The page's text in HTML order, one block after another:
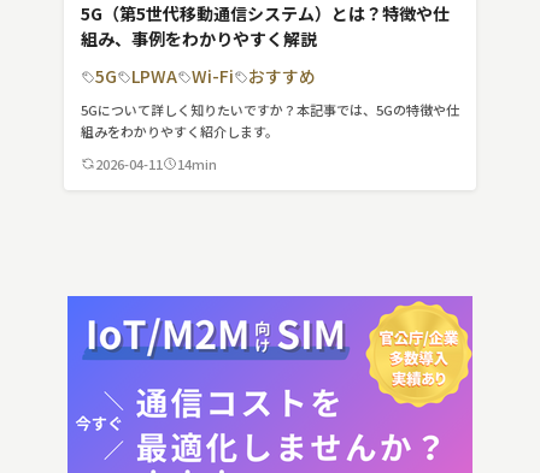
5G（第5世代移動通信システム）とは？特徴や仕
組み、事例をわかりやすく解説
5G
LPWA Wi-Fi おすすめ
5Gについて詳しく知りたいですか？本記事では、5Gの特徴や仕
組みをわかりやすく紹介します。
2026-04-11
14min